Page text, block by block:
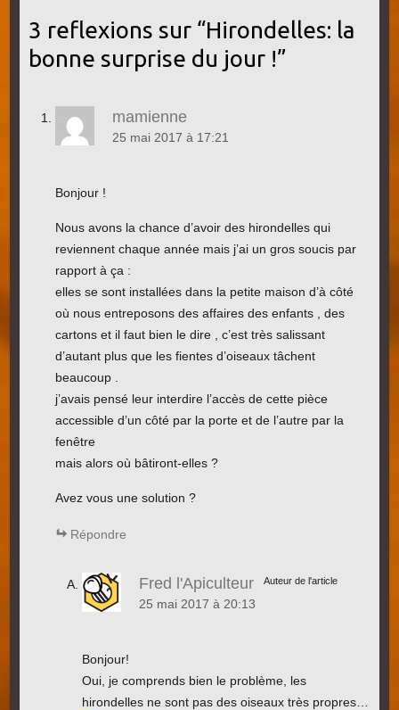
3 reflexions sur “Hirondelles: la
bonne surprise du jour !”
mamienne
25 mai 2017 à 17:21
Bonjour !
Nous avons la chance d’avoir des hirondelles qui
reviennent chaque année mais j’ai un gros soucis par
rapport à ça :
elles se sont installées dans la petite maison d’à côté
où nous entreposons des affaires des enfants , des
cartons et il faut bien le dire , c’est très salissant
d’autant plus que les fientes d’oiseaux tâchent
beaucoup .
j’avais pensé leur interdire l’accès de cette pièce
accessible d’un côté par la porte et de l’autre par la
fenêtre
mais alors où bâtiront-elles ?
Avez vous une solution ?
Répondre
Fred l'Apiculteur Auteur de l'article
25 mai 2017 à 20:13
Bonjour!
Oui, je comprends bien le problème, les
hirondelles ne sont pas des oiseaux très propres…